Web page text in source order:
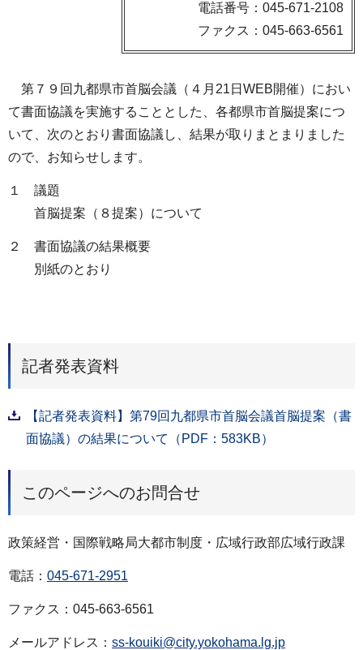
電話番号：045-671-2108
ファクス：045-663-6561
第７９回九都県市首脳会議（４月21日WEB開催）におい
て書面協議を実施することとした、各都県市首脳提案につ
いて、次のとおり書面協議し、結果が取りまとまりました
ので、お知らせします。
１ 議題
首脳提案（８提案）について
２ 書面協議の結果概要
別紙のとおり
記者発表資料
【記者発表資料】第79回九都県市首脳会議首脳提案（書
面協議）の結果について（PDF：583KB）
このページへのお問合せ
政策経営・国際戦略局大都市制度・広域行政部広域行政課
電話： 045-671-2951
ファクス：045-663-6561
メールアドレス： ss-kouiki@city.yokohama.lg.jp